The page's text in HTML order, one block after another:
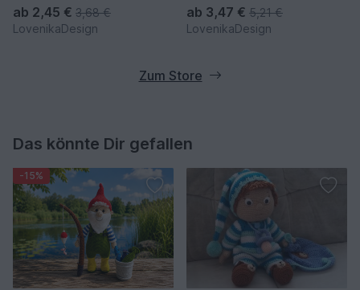
Mit freundlichen Grüßen,
ab 2,45 € 3,68 €
LovenikaDesign
ab 3,47 € 5,21 €
LovenikaDesign
Zum Store
Das könnte Dir gefallen
-15%